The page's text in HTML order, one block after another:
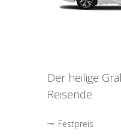
Der heilige
Reisende
Festpreis